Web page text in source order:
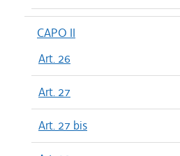
CAPO II
Art. 26
Art. 27
Art. 27 bis